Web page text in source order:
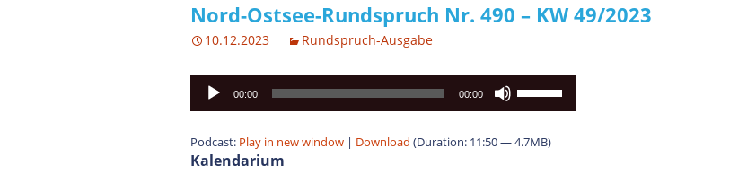
Nord-Ostsee-Rundspruch Nr. 490 – KW 49/2023
10.12.2023 Rundspruch-Ausgabe
Audio-
Player
00:00 00:00
um
Podcast: Play in new window | Download (Duration: 11:50 — 4.7MB)
Kalendarium